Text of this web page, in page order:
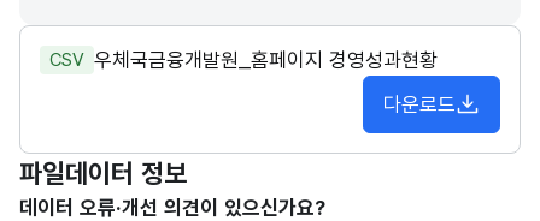
CSV 우체국금융개발원_홈페이지 경영성과현황
다운로드
파일데이터 정보
데이터 오류·개선 의견이 있으신가요?